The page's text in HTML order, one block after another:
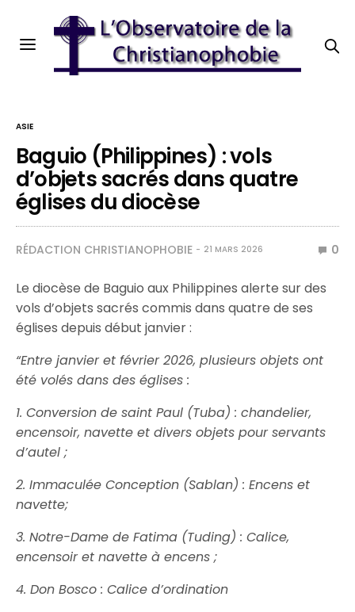
ASIE
Baguio (Philippines) : vols
d’objets sacrés dans quatre
églises du diocèse
RÉDACTION CHRISTIANOPHOBIE 21 MARS 2026 0
Le diocèse de Baguio aux Philippines alerte sur des
vols d’objets sacrés commis dans quatre de ses
églises depuis début janvier :
“Entre janvier et février 2026, plusieurs objets ont
été volés dans des églises :
1. Conversion de saint Paul (Tuba) : chandelier,
encensoir, navette et divers objets pour servants
d’autel ;
2. Immaculée Conception (Sablan) : Encens et
navette;
3. Notre-Dame de Fatima (Tuding) : Calice,
encensoir et navette à encens ;
4. Don Bosco : Calice d’ordination